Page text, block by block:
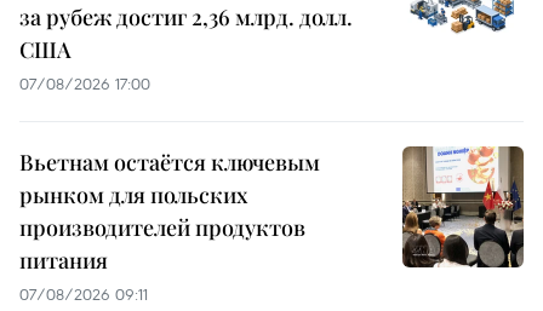
за рубеж достиг 2,36 млрд. долл.
США
07/08/2026 17:00
Вьетнам остаётся ключевым
рынком для польских
производителей продуктов
питания
07/08/2026 09:11